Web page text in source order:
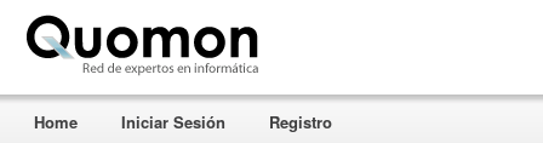
Home Iniciar Sesión Registro